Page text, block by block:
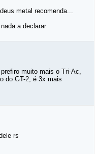
metal recomenda...
a declarar
muito mais o Tri-Ac,
do GT-2, é 3x mais
rs